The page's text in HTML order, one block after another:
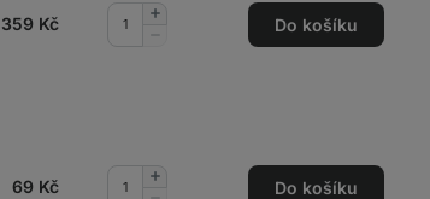
359 Kč
Přidat
Do košíku
69 Kč
Přidat
Do košíku